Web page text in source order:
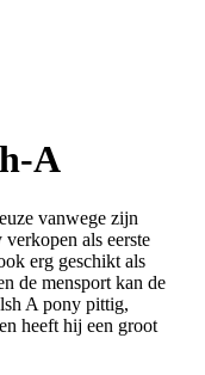
A
vanwege zijn
als eerste
erg geschikt als
de mensport kan de
A pony pittig,
heeft hij een groot